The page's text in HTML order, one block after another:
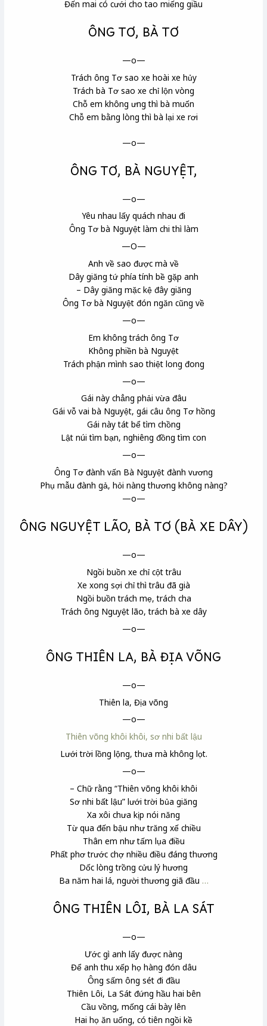
Đến mai có cưới cho tao miếng giầu
ÔNG TƠ, BÀ TƠ
—o—
Trách ông Tơ sao xe hoài xe hủy
Trách bà Tơ sao xe chỉ lộn vòng
Chỗ em không ưng thì bà muốn
Chỗ em bằng lòng thì bà lại xe rơi
—o—
ÔNG TƠ, BÀ NGUYỆT,
—o—
Yêu nhau lấy quách nhau đi
Ông Tơ bà Nguyệt làm chi thì làm
—O—
Anh về sao được mà về
Dây giăng tứ phía tính bề gặp anh
– Dây giăng mặc kệ đây giăng
Ông Tơ bà Nguyệt đón ngăn cũng về
—o—
Em không trách ông Tơ
Không phiền bà Nguyệt
Trách phận mình sao thiệt long đong
—o—
Gái này chẳng phải vừa đâu
Gái vỗ vai bà Nguyệt, gái câu ông Tơ hồng
Gái này tát bể tìm chồng
Lật núi tìm bạn, nghiêng đồng tìm con
—o—
Ông Tơ đành vấn Bà Nguyệt đành vương
Phụ mẫu đành gả, hỏi nàng thương không nàng?
—o—
ÔNG NGUYỆT LÃO, BÀ TƠ (BÀ XE DÂY)
—o—
Ngồi buồn xe chỉ cột trâu
Xe xong sợi chỉ thì trâu đã già
Ngồi buồn trách mẹ, trách cha
Trách ông Nguyệt lão, trách bà xe dây
—o—
ÔNG THIÊN LA, BÀ ĐỊA VÕNG
—o—
Thiên la, Địa võng
—o—
Thiên võng khôi khôi, sơ nhi bất lậu
Lưới trời lồng lộng, thưa mà không lọt.
—o—
– Chữ rằng “Thiên võng khôi khôi
Sơ nhi bất lậu” lưới trời bủa giăng
Xa xôi chưa kịp nói năng
Từ qua đến bậu như trăng xế chiều
Thân em như tấm lụa điều
Phất phơ trước chợ nhiều điều đáng thương
Dốc lòng trồng cửu lý hương
Ba năm hai lá, người thương giã đầu …
ÔNG THIÊN LÔI, BÀ LA SÁT
—o—
Ước gì anh lấy được nàng
Để anh thu xếp họ hàng đón dâu
Ông sấm ông sét đi đầu
Thiên Lôi, La Sát đứng hầu hai bên
Cầu vồng, mống cái bày lên
Hai họ ăn uống, có tiên ngồi kề